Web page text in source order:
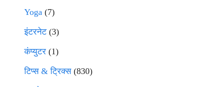
Yoga (7)
इंटरनेट(3)
कंप्युटर (1)
टिप्स & ट्रिक्स(830)